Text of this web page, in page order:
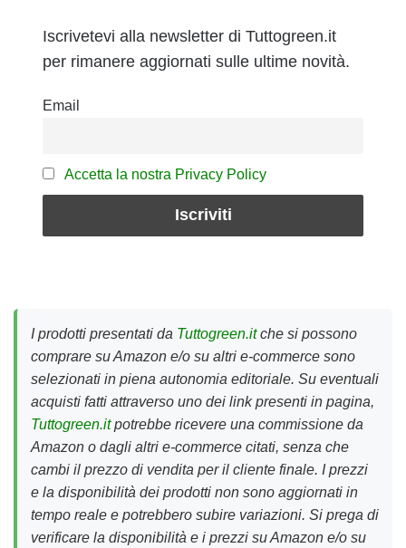
Iscrivetevi alla newsletter di Tuttogreen.it
per rimanere aggiornati sulle ultime novità.
Email
Accetta la nostra Privacy Policy
I prodotti presentati da Tuttogreen.itche si possono
comprare su Amazon e/o su altri e-commerce sono
selezionati in piena autonomia editoriale. Su eventuali
acquisti fatti attraverso uno dei link presenti in pagina,
Tuttogreen.itpotrebbe ricevere una commissione da
Amazon o dagli altri e-commerce citati, senza che
cambi il prezzo di vendita per il cliente finale. I prezzi
e la disponibilità dei prodotti non sono aggiornati in
tempo reale e potrebbero subire variazioni. Si prega di
verificare la disponibilità e i prezzi su Amazon e/o su